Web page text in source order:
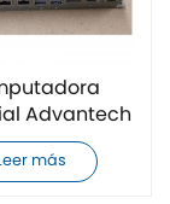
Advantech
J2AE
más